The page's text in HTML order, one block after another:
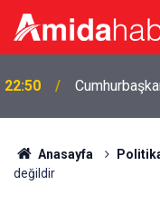
22:50
Anasayfa
değildir